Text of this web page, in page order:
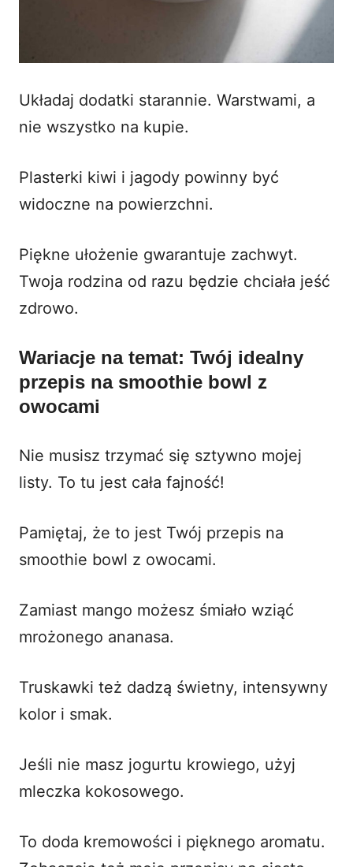
Układaj dodatki starannie. Warstwami, a
nie wszystko na kupie.
Plasterki kiwi i jagody powinny być
widoczne na powierzchni.
Piękne ułożenie gwarantuje zachwyt.
Twoja rodzina od razu będzie chciała jeść
zdrowo.
Wariacje na temat: Twój idealny
przepis na smoothie bowl z
owocami
Nie musisz trzymać się sztywno mojej
listy. To tu jest cała fajność!
Pamiętaj, że to jest Twój przepis na
smoothie bowl z owocami.
Zamiast mango możesz śmiało wziąć
mrożonego ananasa.
Truskawki też dadzą świetny, intensywny
kolor i smak.
Jeśli nie masz jogurtu krowiego, użyj
mleczka kokosowego.
To doda kremowości i pięknego aromatu.